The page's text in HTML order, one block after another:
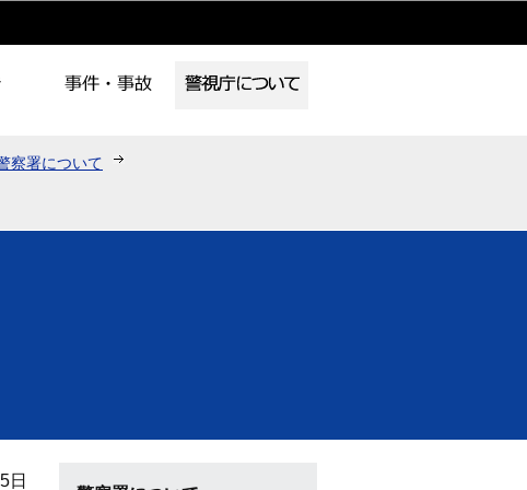
察署について
日